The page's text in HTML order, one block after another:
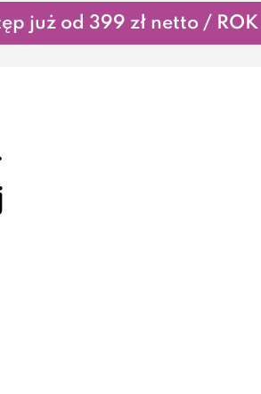
już od 399 zł netto / ROK